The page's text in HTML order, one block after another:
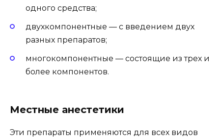
одного средства;
двухкомпонентные — с введением двух
разных препаратов;
многокомпонентные — состоящие из трех и
более компонентов.
Местные анестетики
Эти препараты применяются для всех видов